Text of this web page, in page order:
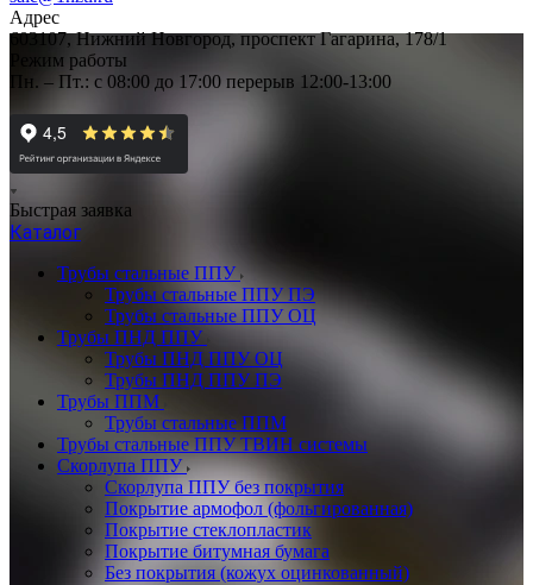
Адрес
603107, Нижний Новгород, проспект Гагарина, 178/1
Режим работы
Пн. – Пт.: с 08:00 до 17:00 перерыв 12:00-13:00
Быстрая заявка
Каталог
Трубы стальные ППУ
Трубы стальные ППУ ПЭ
Трубы стальные ППУ ОЦ
Трубы ПНД ППУ
Трубы ПНД ППУ ОЦ
Трубы ПНД ППУ ПЭ
Трубы ППМ
Трубы стальные ППМ
Трубы стальные ППУ ТВИН системы
Скорлупа ППУ
Скорлупа ППУ без покрытия
Покрытие армофол (фольгированная)
Покрытие стеклопластик
Покрытие битумная бумага
Без покрытия (кожух оцинкованный)